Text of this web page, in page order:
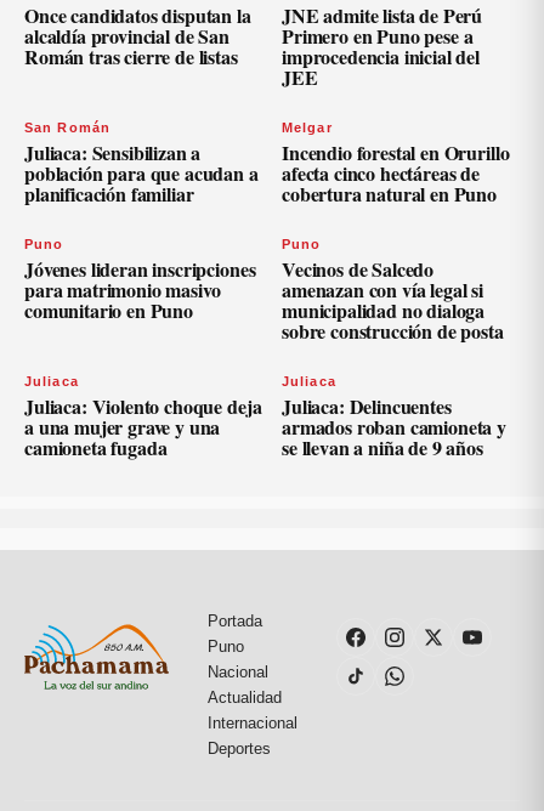
Once candidatos disputan la
alcaldía provincial de San
Román tras cierre de listas
JNE admite lista de Perú
Primero en Puno pese a
improcedencia inicial del
JEE
San Román
Juliaca: Sensibilizan a
población para que acudan a
planificación familiar
Melgar
Incendio forestal en Orurillo
afecta cinco hectáreas de
cobertura natural en Puno
Puno
Jóvenes lideran inscripciones
para matrimonio masivo
comunitario en Puno
Puno
Vecinos de Salcedo
amenazan con vía legal si
municipalidad no dialoga
sobre construcción de posta
Juliaca
Juliaca: Violento choque deja
a una mujer grave y una
camioneta fugada
Juliaca
Juliaca: Delincuentes
armados roban camioneta y
se llevan a niña de 9 años
Portada
Puno
Nacional
Actualidad
Internacional
Deportes